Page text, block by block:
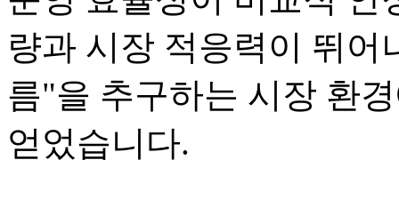
량과 시장 적응력이 뛰
름"을 추구하는 시장 환
얻었습니다.